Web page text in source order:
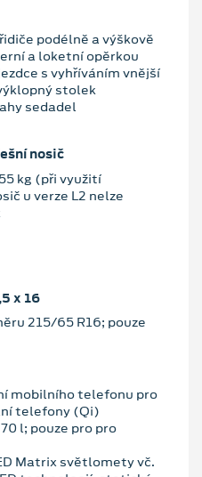
podélně a výškově
a loketní opěrkou
s vyhříváním vnější
stolek
sedadel
nosič
kg (při využití
u verze L2 nelze
x 16
215/65 R16; pouze
mobilního telefonu pro
telefony (Qi)
l; pouze pro pro
Matrix světlomety vč.